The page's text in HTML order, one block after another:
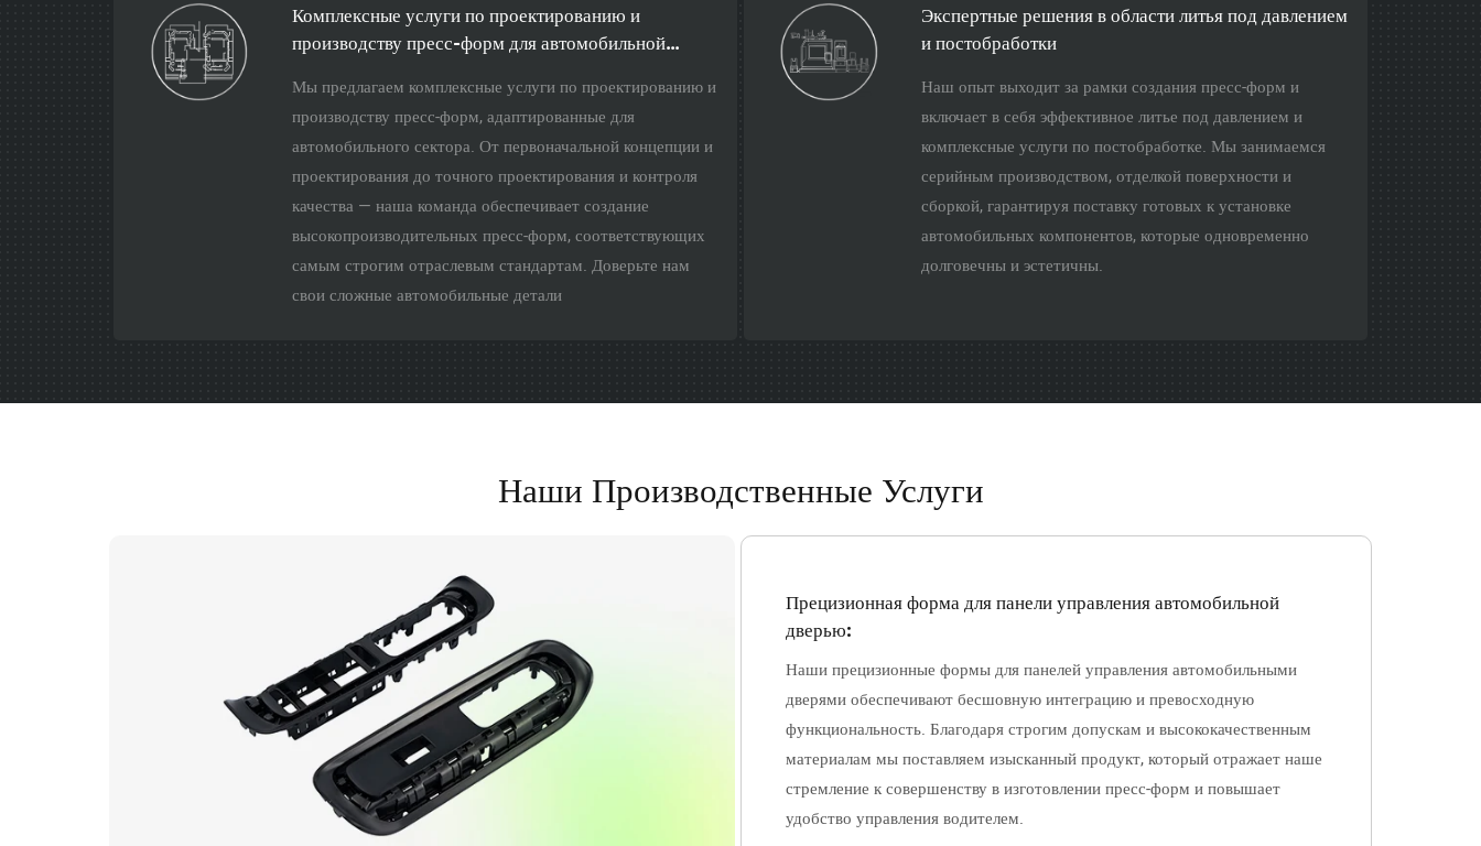
Комплексные услуги по проектированию и
производству пресс-форм для автомобильной
Мы предлагаем комплексные услуги по проектированию и
производству пресс-форм, адаптированные для
автомобильного сектора. От первоначальной концепции и
проектирования до точного проектирования и контроля
качества — наша команда обеспечивает создание
высокопроизводительных пресс-форм, соответствующих
самым строгим отраслевым стандартам. Доверьте нам
свои сложные автомобильные детали
Экспертные решения в области литья под давлением
и постобработки
Наш опыт выходит за рамки создания пресс-форм и
включает в себя эффективное литье под давлением и
комплексные услуги по постобработке. Мы занимаемся
серийным производством, отделкой поверхности и
сборкой, гарантируя поставку готовых к установке
автомобильных компонентов, которые одновременно
долговечны и эстетичны.
Наши Производственные Услуги
Прецизионная форма для панели управления автомобильной
дверью:
Наши прецизионные формы для панелей управления автомобильными
дверями обеспечивают бесшовную интеграцию и превосходную
функциональность. Благодаря строгим допускам и высококачественным
материалам мы поставляем изысканный продукт, который отражает наше
стремление к совершенству в изготовлении пресс-форм и повышает
удобство управления водителем.